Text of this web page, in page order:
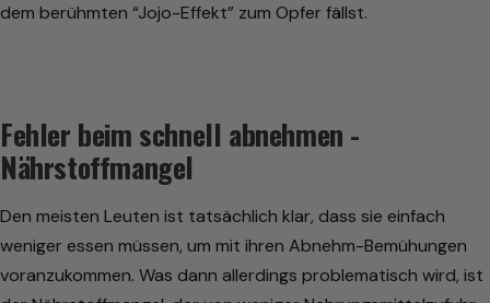
dem berühmten “Jojo-Effekt” zum Opfer fällst.
Fehler beim schnell abnehmen -
Nährstoffmangel
Den meisten Leuten ist tatsächlich klar, dass sie einfach
weniger essen müssen, um mit ihren Abnehm-Bemühungen
voranzukommen. Was dann allerdings problematisch wird, ist